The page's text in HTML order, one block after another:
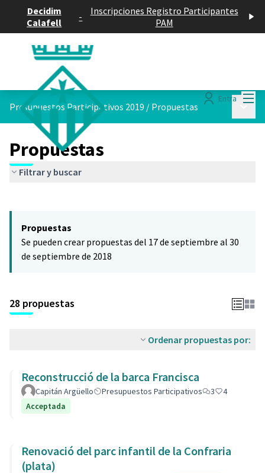
Decidim
Calafell
-
Inscripciones Registro Participantes
PAM
Entra
Presupuestos Participativos 2019 / Propuestas
Propuestas
Filtrar y buscar
−
Propuestas
Se pueden crear propuestas del 17 de septiembre al 30
de septiembre de 2018
28 propuestas
Ordenar propuestas por:
Reconstrucció de la barca Francisca
Capitán Argüello Presupuestos Participativos 3
4
Acceptada
Renovació del parc infantil de la Confraria
(plata)